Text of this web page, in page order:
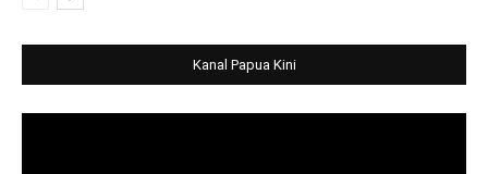
Kanal Papua Kini